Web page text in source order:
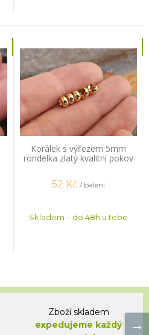
Korálek s výřezem 5mm
rondelka zlatý kvalitní pokov
20 ks
52 Kč / balení
Skladem – do 48h u tebe
Zboží skladem
expedujeme každý